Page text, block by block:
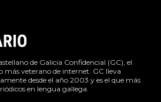
de Galicia Confidencial (GC), el
más veterano de internet. GC lleva
desde el año 2003 y es el que más
en lengua gallega.